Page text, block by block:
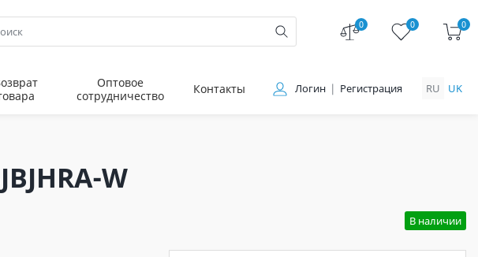
0 0 0
Оптовое
сотрудничество
Контакты Логин Регистрация RU UK
W
В наличии